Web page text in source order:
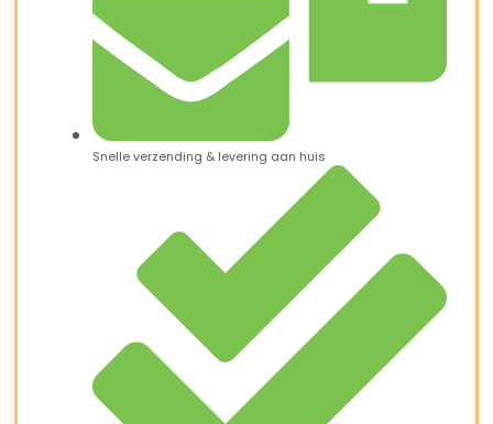
Snelle verzending & levering aan huis